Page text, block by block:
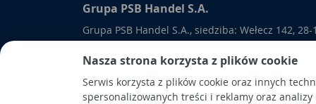
Nasza strona korzysta z plików cookie
Serwis korzysta z plików cookie oraz innych
spersonalizowanych treści i reklamy oraz
Grupa PSB Handel S.A.
Grupa PSB Handel S.A., siedziba: Wełecz 142,
wpisana do Rejestru Przedsiębiorców
Kielcach
kapitał wpłacony: 53.275.000,00 zł. Spółka